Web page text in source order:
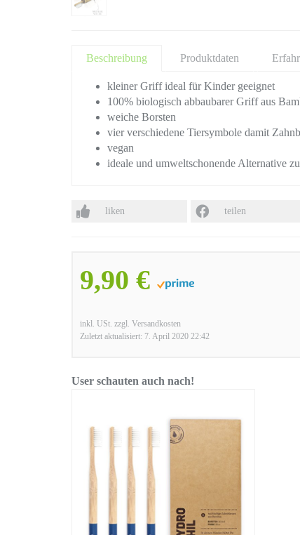
Beschreibung Produktdaten
kleiner Griff ideal für Kinder geeignet
100% biologisch abbaubarer Griff aus
weiche Borsten
vier verschiedene Tiersymbole damit
vegan
ideale und umweltschonende Alternative
liken teilen
9,90 €
inkl. USt. zzgl. Versandkosten
Zuletzt aktualisiert: 7. April 2020 22:42
User schauten auch nach!